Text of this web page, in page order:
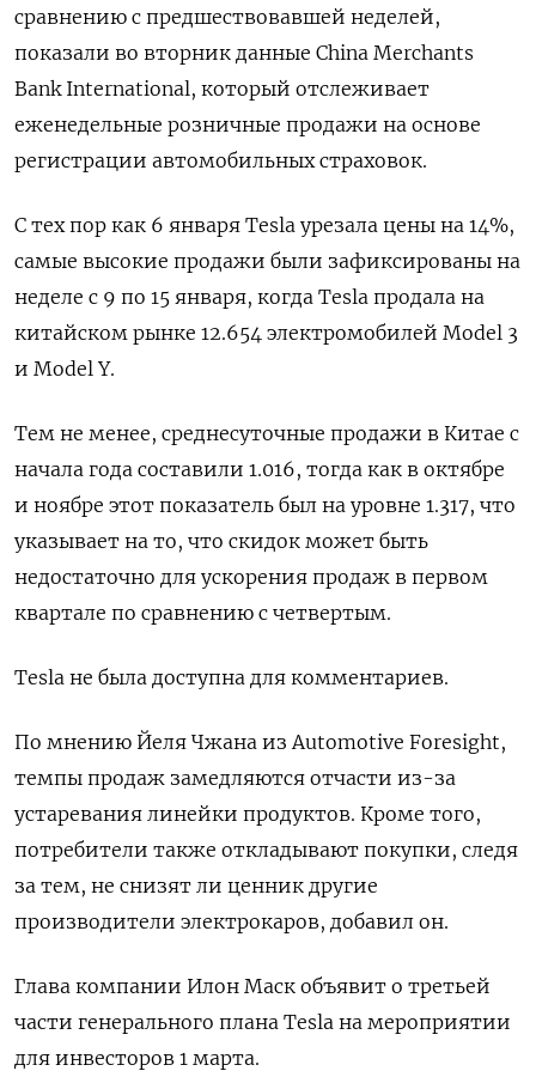
сравнению с предшествовавшей неделей,
показали во вторник данные China Merchants
Bank International, который отслеживает
еженедельные розничные продажи на основе
регистрации автомобильных страховок.
С тех пор как 6 января Tesla урезала цены на 14%,
самые высокие продажи были зафиксированы на
неделе с 9 по 15 января, когда Tesla продала на
китайском рынке 12.654 электромобилей Model 3
и Model Y.
Тем не менее, среднесуточные продажи в Китае с
начала года составили 1.016, тогда как в октябре
и ноябре этот показатель был на уровне 1.317, что
указывает на то, что скидок может быть
недостаточно для ускорения продаж в первом
квартале по сравнению с четвертым.
Tesla не была доступна для комментариев.
По мнению Йеля Чжана из Automotive Foresight,
темпы продаж замедляются отчасти из-за
устаревания линейки продуктов. Кроме того,
потребители также откладывают покупки, следя
за тем, не снизят ли ценник другие
производители электрокаров, добавил он.
Глава компании Илон Маск объявит о третьей
части генерального плана Tesla на мероприятии
для инвесторов 1 марта.